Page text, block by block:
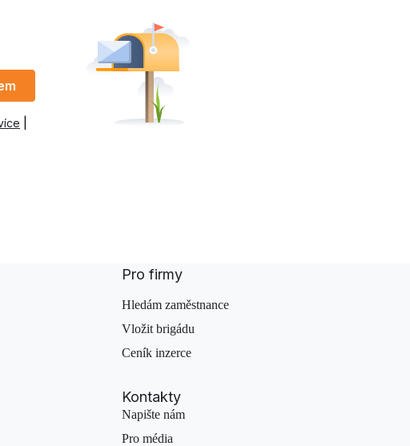
Pro firmy
Hledám zaměstnance
Vložit brigádu
Ceník inzerce
Kontakty
Napište nám
Pro média